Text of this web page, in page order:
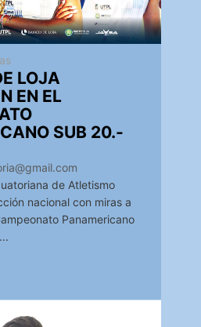
LOJA
EN EL
SUB 20.-
de Atletismo
nacional con miras a
Panamericano